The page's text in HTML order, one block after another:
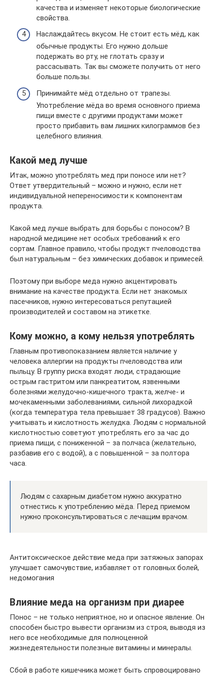
качества и изменяет некоторые биологические
свойства.
Наслаждайтесь вкусом. Не стоит есть мёд, как
обычные продукты. Его нужно дольше
подержать во рту, не глотать сразу и
рассасывать. Так вы сможете получить от него
больше пользы.
Принимайте мёд отдельно от трапезы.
Употребление мёда во время основного приема
пищи вместе с другими продуктами может
просто прибавить вам лишних килограммов без
целебного влияния.
Какой мед лучше
Итак, можно употреблять мед при поносе или нет?
Ответ утвердительный – можно и нужно, если нет
индивидуальной непереносимости к компонентам
продукта.
Какой мед лучше выбрать для борьбы с поносом? В
народной медицине нет особых требований к его
сортам. Главное правило, чтобы продукт пчеловодства
был натуральным – без химических добавок и примесей.
Поэтому при выборе меда нужно акцентировать
внимание на качестве продукта. Если нет знакомых
пасечников, нужно интересоваться репутацией
производителей и составом на этикетке.
Кому можно, а кому нельзя употреблять
Главным противопоказанием является наличие у
человека аллергии на продукты пчеловодства или
пыльцу. В группу риска входят люди, страдающие
острым гастритом или панкреатитом, язвенными
болезнями желудочно-кишечного тракта, желче- и
мочекаменными заболеваниями, сильной лихорадкой
(когда температура тела превышает 38 градусов). Важно
учитывать и кислотность желудка. Людям с нормальной
кислотностью советуют употреблять его за час до
приема пищи, с пониженной – за полчаса (желательно,
разбавив его с водой), а с повышенной – за полтора
часа.
Людям с сахарным диабетом нужно аккуратно
отнестись к употреблению мёда. Перед приемом
нужно проконсультироваться с лечащим врачом.
Антитоксическое действие меда при затяжных запорах
улучшает самочувствие, избавляет от головных болей,
недомогания
Влияние меда на организм при диарее
Понос – не только неприятное, но и опасное явление. Он
способен быстро вывести организм из строя, выводя из
него все необходимые для полноценной
жизнедеятельности полезные витамины и минералы.
Сбой в работе кишечника может быть спровоцировано